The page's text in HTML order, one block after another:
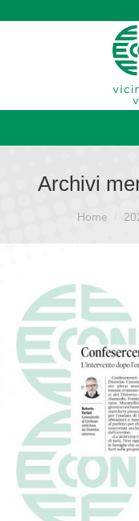
SERVIZI
GIOVEDÌ
CONTATTI
Archivi
Home